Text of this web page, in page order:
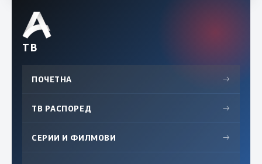
ТВ
ПОЧЕТНА →
ТВ РАСПОРЕД →
СЕРИИ И ФИЛМОВИ →